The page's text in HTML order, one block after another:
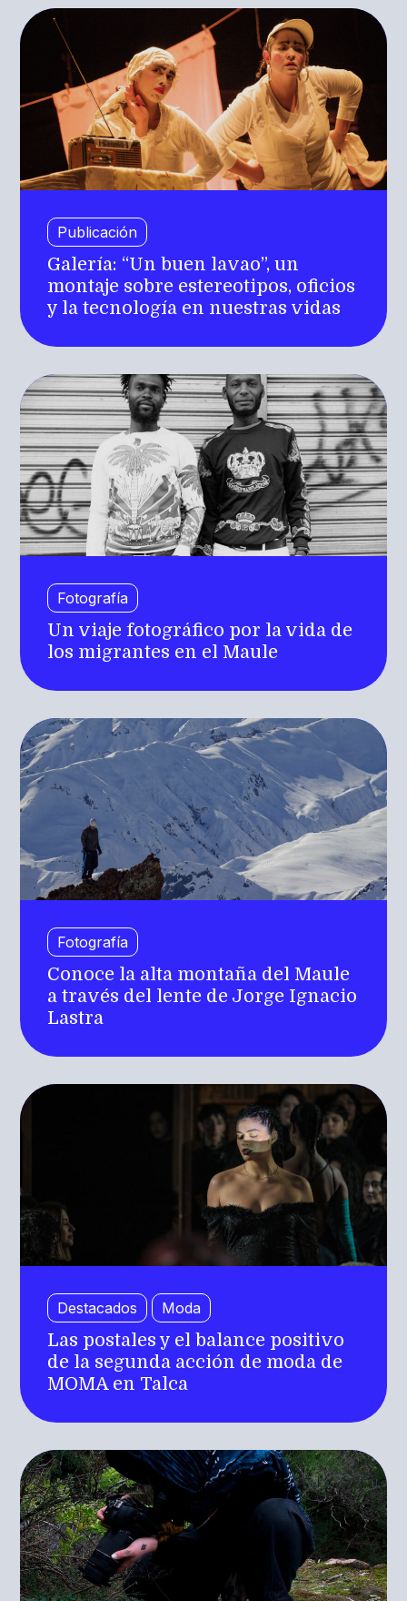
Publicación
Galería: “Un buen lavao”, un
montaje sobre estereotipos, oficios
y la tecnología en nuestras vidas
Fotografía
Un viaje fotográfico por la vida de
los migrantes en el Maule
Fotografía
Conoce la alta montaña del Maule
a través del lente de Jorge Ignacio
Lastra
Destacados Moda
Las postales y el balance positivo
de la segunda acción de moda de
MOMA en Talca